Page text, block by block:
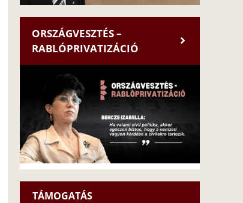
ORSZÁGVESZTÉS –
RABLÓPRIVATIZÁCIÓ
TÁMOGATÁS